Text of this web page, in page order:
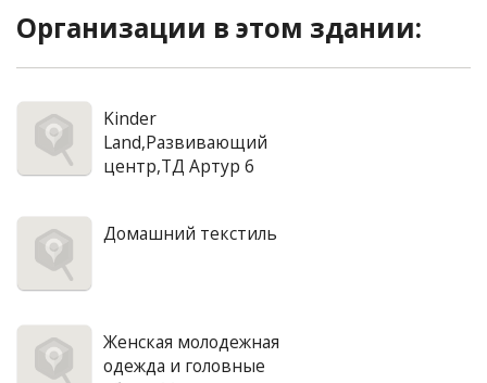
Организации в этом здании:
Kinder
Land,Развивающий
центр,ТД Артур 6
Домашний текстиль
Женская молодежная
одежда и головные